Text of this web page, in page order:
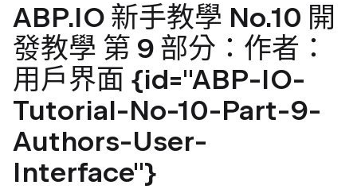
ABP.IO 新手教學 No.10 開
發教學 第 9 部分：作者：
用戶界面 {id="ABP-IO-
Tutorial-No-10-Part-9-
Authors-User-
Interface"}